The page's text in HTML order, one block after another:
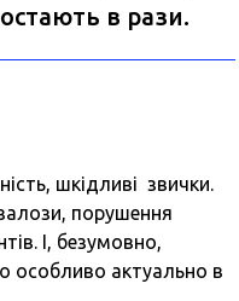
в рази.
шкідливі звички.
порушення
І, безумовно,
особливо актуально в